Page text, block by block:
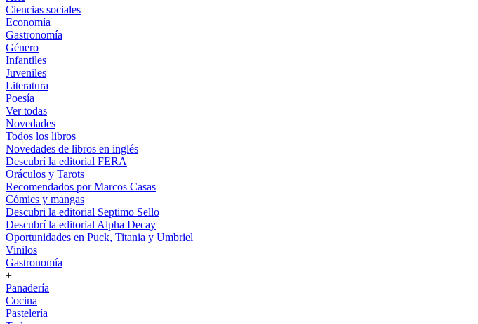
Ciencias sociales
Economía
Gastronomía
Género
Infantiles
Juveniles
Literatura
Poesía
Ver todas
Novedades
Todos los libros
Novedades de libros en inglés
Descubrí la editorial FERA
Oráculos y Tarots
Recomendados por Marcos Casas
Cómics y mangas
Descubri la editorial Septimo Sello
Descubrí la editorial Alpha Decay
Oportunidades en Puck, Titania y Umbriel
Vinilos
Gastronomía
+
Panadería
Cocina
Pastelería